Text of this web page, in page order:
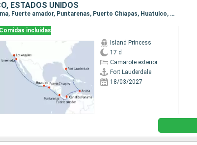
ESTADOS UNIDOS
Itinerario : Fort Lauderdale, Aruba, Canal de Panama, Fuerte amador, Puntarenas, Puerto Chiapas, Huatulco, Ensenada, Los Angeles
Comidas incluidas
Island Princess
17 d
Camarote exterior
Fort Lauderdale
18/03/2027